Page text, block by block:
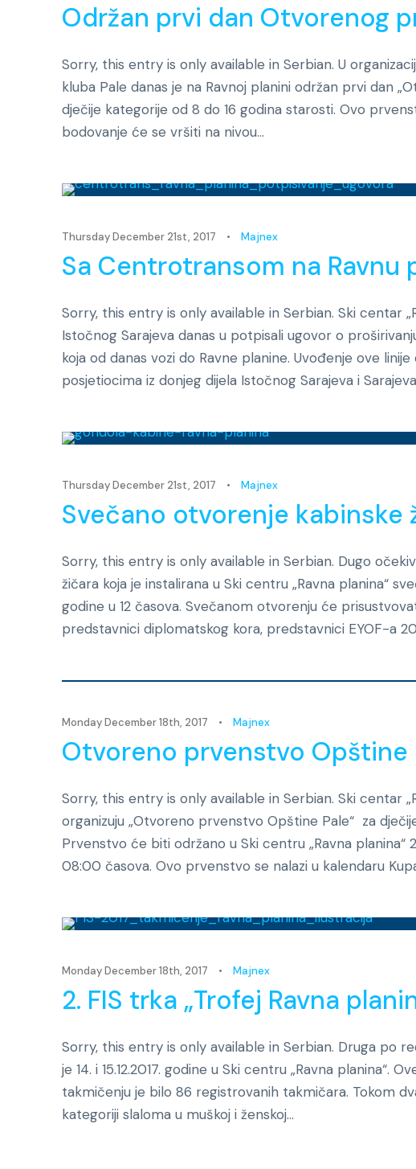
Održan prvi dan Otvorenog
Sorry, this entry is only available in Serbian. U
kluba Pale danas je na Ravnoj planini održan prvi dan
dječije kategorije od 8 do 16 godina starosti. Ovo
bodovanje će se vršiti na nivou...
Thursday December 21st, 2017 • Majnex
Sa Centrotransom na Ravnu
Sorry, this entry is only available in Serbian. Ski centar
Istočnog Sarajeva danas u potpisali ugovor o
koja od danas vozi do Ravne planine. Uvođenje ove
posjetiocima iz donjeg dijela Istočnog Sarajeva i
Thursday December 21st, 2017 • Majnex
Svečano otvorenje kabinske
Sorry, this entry is only available in Serbian. Dugo
žičara koja je instalirana u Ski centru „Ravna planina“
godine u 12 časova. Svečanom otvorenju će
predstavnici diplomatskog kora, predstavnici EYOF-a
Monday December 18th, 2017 • Majnex
Otvoreno prvenstvo Opštine
Sorry, this entry is only available in Serbian. Ski centar
organizuju „Otvoreno prvenstvo Opštine Pale“ za
Prvenstvo će biti održano u Ski centru „Ravna planina“
08:00 časova. Ovo prvenstvo se nalazi u kalendaru
Monday December 18th, 2017 • Majnex
2. FIS trka „Trofej Ravna
Sorry, this entry is only available in Serbian. Druga po
je 14. i 15.12.2017. godine u Ski centru „Ravna planina“.
takmičenju je bilo 86 registrovanih takmičara. Tokom
kategoriji slaloma u muškoj i ženskoj...